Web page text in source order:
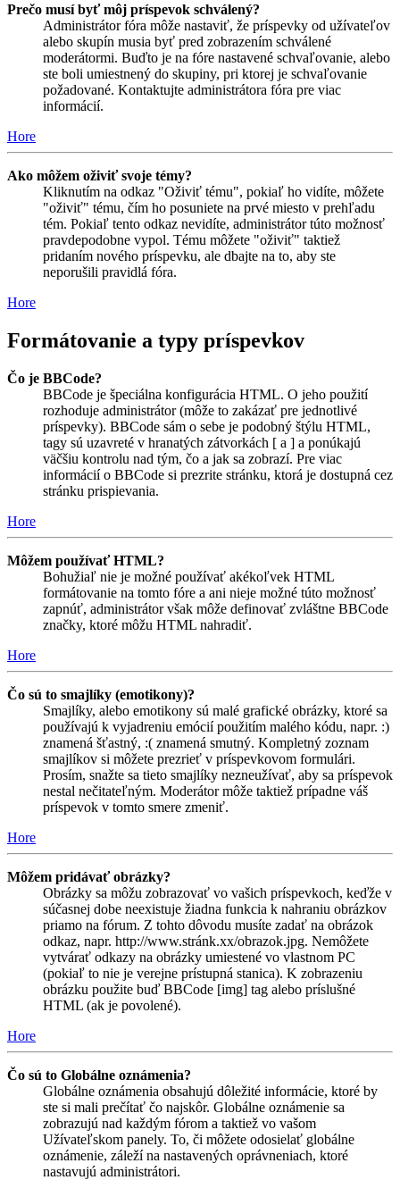
Prečo musí byť môj príspevok schválený?
Administrátor fóra môže nastaviť, že príspevky od užívateľov
alebo skupín musia byť pred zobrazením schválené
moderátormi. Buďto je na fóre nastavené schvaľovanie, alebo
ste boli umiestnený do skupiny, pri ktorej je schvaľovanie
požadované. Kontaktujte administrátora fóra pre viac
informácií.
Hore
Ako môžem oživiť svoje témy?
Kliknutím na odkaz "Oživiť tému", pokiaľ ho vidíte, môžete
"oživiť" tému, čím ho posuniete na prvé miesto v prehľadu
tém. Pokiaľ tento odkaz nevidíte, administrátor túto možnosť
pravdepodobne vypol. Tému môžete "oživiť" taktiež
pridaním nového príspevku, ale dbajte na to, aby ste
neporušili pravidlá fóra.
Hore
Formátovanie a typy príspevkov
Čo je BBCode?
BBCode je špeciálna konfigurácia HTML. O jeho použití
rozhoduje administrátor (môže to zakázať pre jednotlivé
príspevky). BBCode sám o sebe je podobný štýlu HTML,
tagy sú uzavreté v hranatých zátvorkách [ a ] a ponúkajú
väčšiu kontrolu nad tým, čo a jak sa zobrazí. Pre viac
informácií o BBCode si prezrite stránku, ktorá je dostupná cez
stránku prispievania.
Hore
Môžem používať HTML?
Bohužiaľ nie je možné používať akékoľvek HTML
formátovanie na tomto fóre a ani nieje možné túto možnosť
zapnúť, administrátor však môže definovať zvláštne BBCode
značky, ktoré môžu HTML nahradiť.
Hore
Čo sú to smajlíky (emotikony)?
Smajlíky, alebo emotikony sú malé grafické obrázky, ktoré sa
používajú k vyjadreniu emócií použitím malého kódu, napr. :)
znamená šťastný, :( znamená smutný. Kompletný zoznam
smajlíkov si môžete prezrieť v príspevkovom formulári.
Prosím, snažte sa tieto smajlíky nezneužívať, aby sa príspevok
nestal nečitateľným. Moderátor môže taktiež prípadne váš
príspevok v tomto smere zmeniť.
Hore
Môžem pridávať obrázky?
Obrázky sa môžu zobrazovať vo vašich príspevkoch, keďže v
súčasnej dobe neexistuje žiadna funkcia k nahraniu obrázkov
priamo na fórum. Z tohto dôvodu musíte zadať na obrázok
odkaz, napr. http://www.stránk.xx/obrazok.jpg. Nemôžete
vytvárať odkazy na obrázky umiestené vo vlastnom PC
(pokiaľ to nie je verejne prístupná stanica). K zobrazeniu
obrázku použite buď BBCode [img] tag alebo príslušné
HTML (ak je povolené).
Hore
Čo sú to Globálne oznámenia?
Globálne oznámenia obsahujú dôležité informácie, ktoré by
ste si mali prečítať čo najskôr. Globálne oznámenie sa
zobrazujú nad každým fórom a taktiež vo vašom
Užívateľskom panely. To, či môžete odosielať globálne
oznámenie, záleží na nastavených oprávneniach, ktoré
nastavujú administrátori.